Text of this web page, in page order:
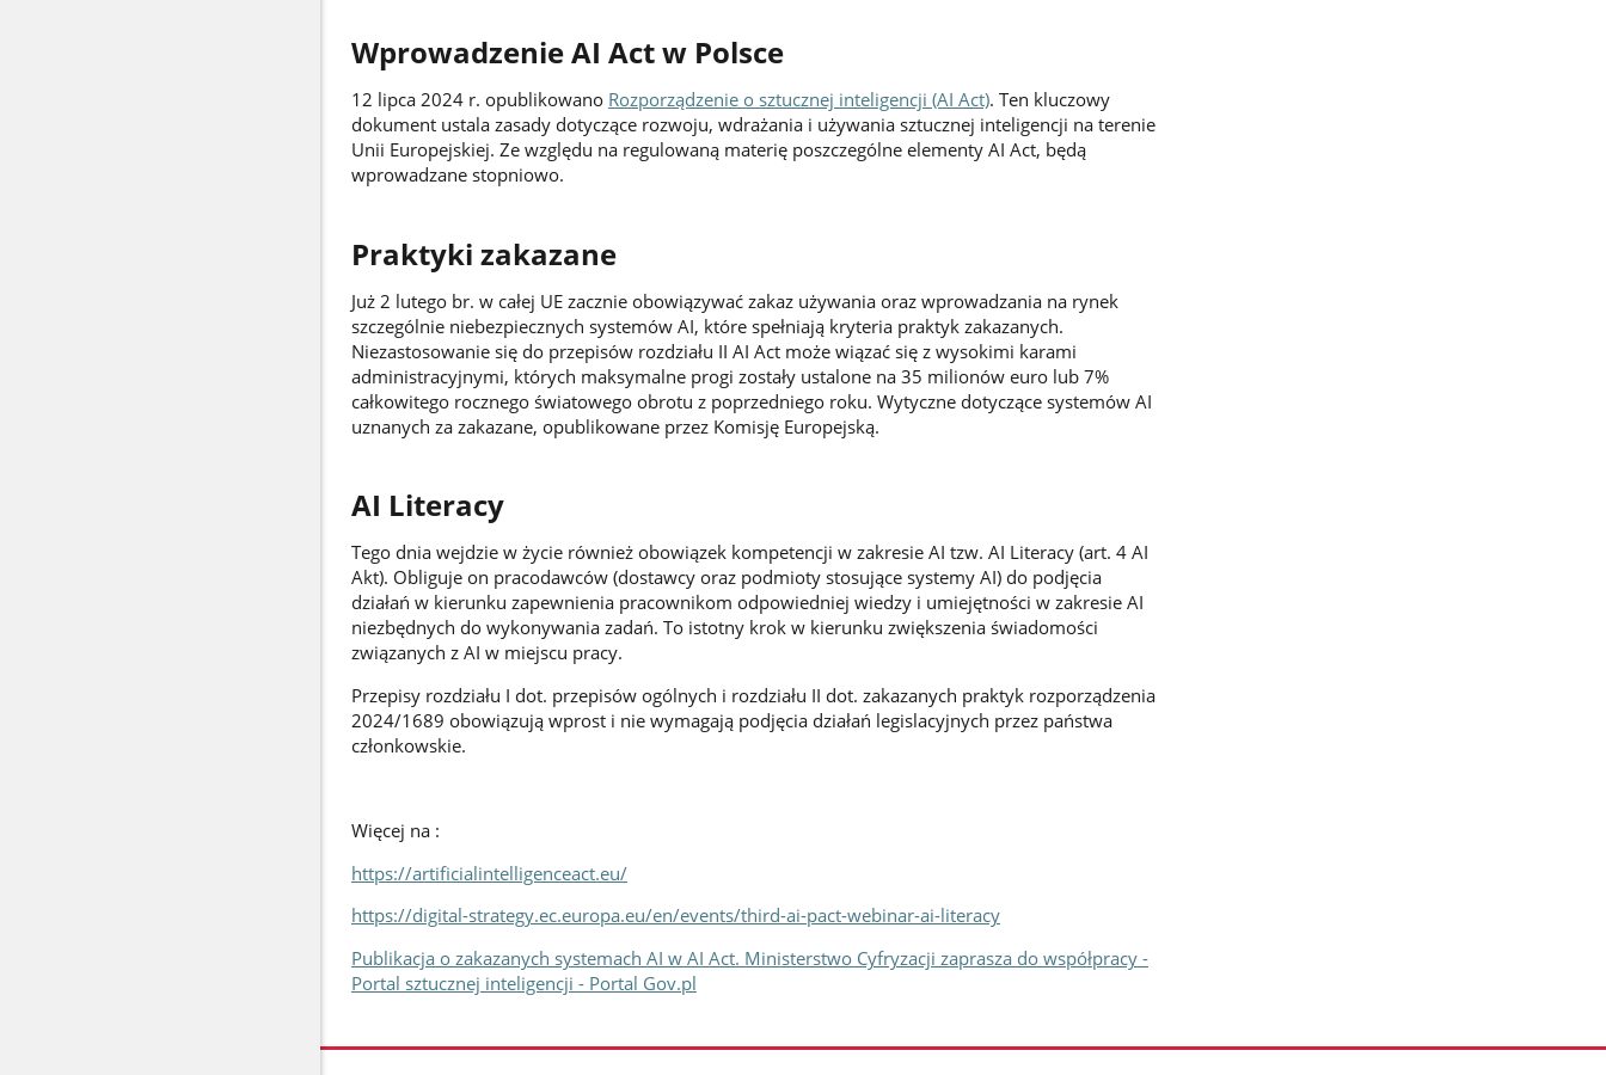
Wprowadzenie AI Act w Polsce
12 lipca 2024 r. opublikowano Rozporządzenie o sztucznej inteligencji (AI Act). Ten kluczowy
dokument ustala zasady dotyczące rozwoju, wdrażania i używania sztucznej inteligencji na terenie
Unii Europejskiej. Ze względu na regulowaną materię poszczególne elementy AI Act, będą
wprowadzane stopniowo.
Praktyki zakazane
Już 2 lutego br. w całej UE zacznie obowiązywać zakaz używania oraz wprowadzania na rynek
szczególnie niebezpiecznych systemów AI, które spełniają kryteria praktyk zakazanych.
Niezastosowanie się do przepisów rozdziału II AI Act może wiązać się z wysokimi karami
administracyjnymi, których maksymalne progi zostały ustalone na 35 milionów euro lub 7%
całkowitego rocznego światowego obrotu z poprzedniego roku. Wytyczne dotyczące systemów AI
uznanych za zakazane, opublikowane przez Komisję Europejską.
AI Literacy
Tego dnia wejdzie w życie również obowiązek kompetencji w zakresie AI tzw. AI Literacy (art. 4 AI
Akt). Obliguje on pracodawców (dostawcy oraz podmioty stosujące systemy AI) do podjęcia
działań w kierunku zapewnienia pracownikom odpowiedniej wiedzy i umiejętności w zakresie AI
niezbędnych do wykonywania zadań. To istotny krok w kierunku zwiększenia świadomości
związanych z AI w miejscu pracy.
Przepisy rozdziału I dot. przepisów ogólnych i rozdziału II dot. zakazanych praktyk rozporządzenia
2024/1689 obowiązują wprost i nie wymagają podjęcia działań legislacyjnych przez państwa
członkowskie.
Więcej na :
https://artificialintelligenceact.eu/
https://digital-strategy.ec.europa.eu/en/events/third-ai-pact-webinar-ai-literacy
Publikacja o zakazanych systemach AI w AI Act. Ministerstwo Cyfryzacji zaprasza do współpracy -
Portal sztucznej inteligencji - Portal Gov.pl